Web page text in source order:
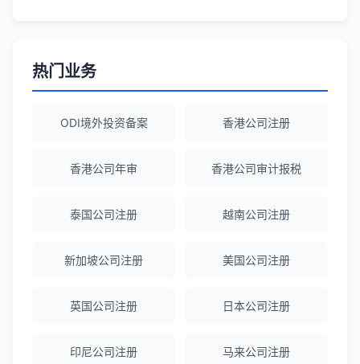
陈经理 ★★★★★
Emma Zhang ★★★★★
越南公司注册全程指导，文件准备非常专
热门业务
ODI境外投资备案 香港公司注册
香港公司年审 香港公司审计报税
泰国公司注册 越南公司注册
新加坡公司注册 美国公司注册
英国公司注册 日本公司注册
印尼公司注册 马来公司注册